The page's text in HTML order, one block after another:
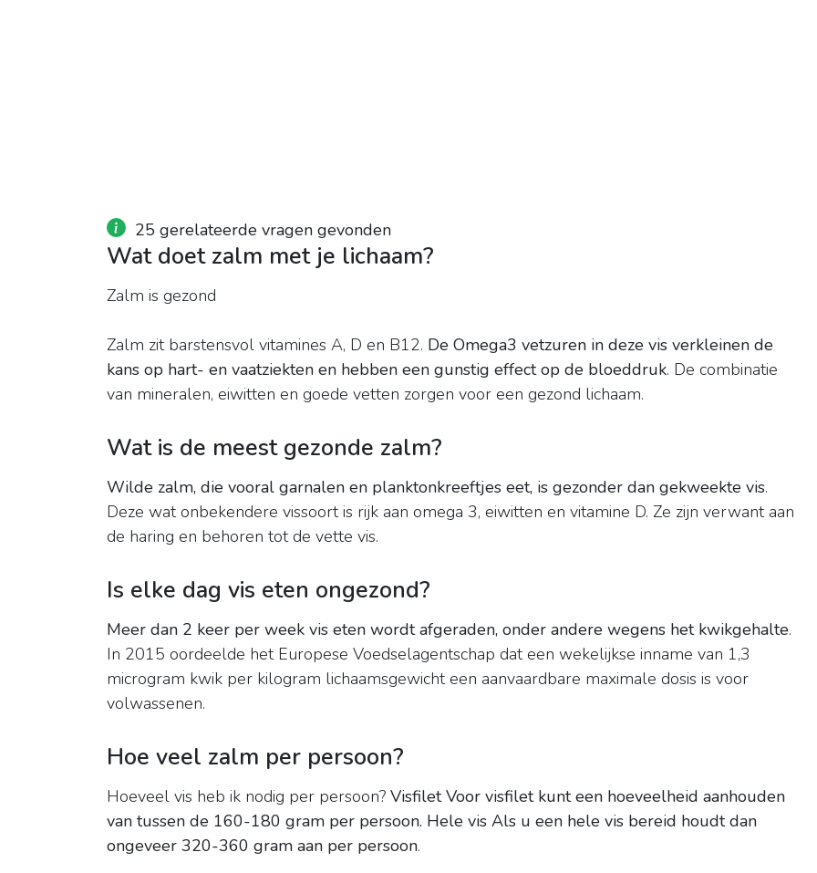
25 gerelateerde vragen gevonden
Wat doet zalm met je lichaam?
Zalm is gezond
Zalm zit barstensvol vitamines A, D en B12. De Omega3 vetzuren in deze vis verkleinen de
kans op hart- en vaatziekten en hebben een gunstig effect op de bloeddruk. De combinatie
van mineralen, eiwitten en goede vetten zorgen voor een gezond lichaam.
Wat is de meest gezonde zalm?
Wilde zalm, die vooral garnalen en planktonkreeftjes eet, is gezonder dan gekweekte vis.
Deze wat onbekendere vissoort is rijk aan omega 3, eiwitten en vitamine D. Ze zijn verwant aan
de haring en behoren tot de vette vis.
Is elke dag vis eten ongezond?
Meer dan 2 keer per week vis eten wordt afgeraden, onder andere wegens het kwikgehalte.
In 2015 oordeelde het Europese Voedselagentschap dat een wekelijkse inname van 1,3
microgram kwik per kilogram lichaamsgewicht een aanvaardbare maximale dosis is voor
volwassenen.
Hoe veel zalm per persoon?
Hoeveel vis heb ik nodig per persoon? Visfilet Voor visfilet kunt een hoeveelheid aanhouden
van tussen de 160-180 gram per persoon. Hele vis Als u een hele vis bereid houdt dan
ongeveer 320-360 gram aan per persoon.